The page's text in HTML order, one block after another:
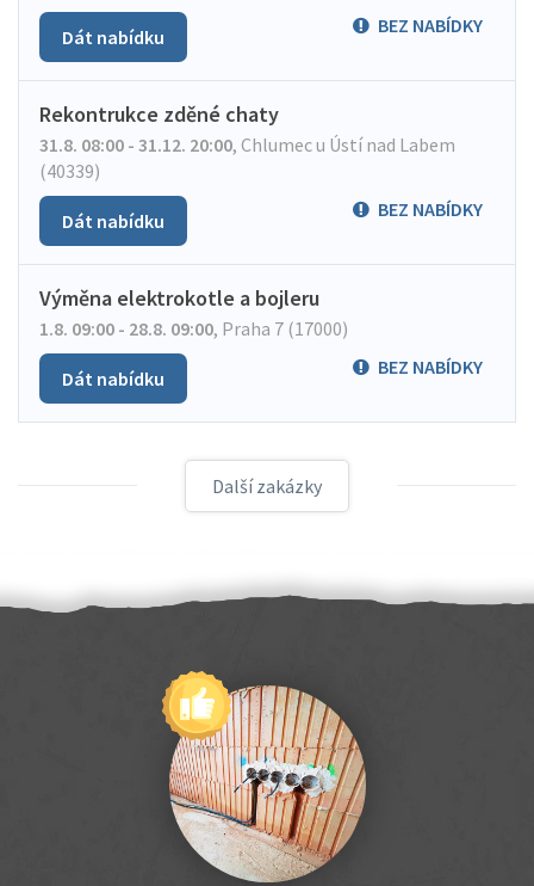
BEZ NABÍDKY
Dát nabídku
Rekontrukce zděné chaty
31.8. 08:00 - 31.12. 20:00, Chlumec u Ústí nad Labem
(40339)
BEZ NABÍDKY
Dát nabídku
Výměna elektrokotle a bojleru
1.8. 09:00 - 28.8. 09:00, Praha 7 (17000)
BEZ NABÍDKY
Dát nabídku
Další zakázky